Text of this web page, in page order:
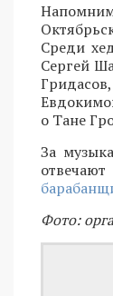
Среди
Сергей
о Тане
За
отвечают
Фото: